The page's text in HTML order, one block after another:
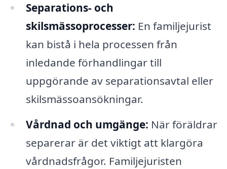
Separations- och
skilsmässoprocesser: En familjejurist
kan bistå i hela processen från
inledande förhandlingar till
uppgörande av separationsavtal eller
skilsmässoansökningar.
Vårdnad och umgänge: När föräldrar
separerar är det viktigt att klargöra
vårdnadsfrågor. Familjejuristen